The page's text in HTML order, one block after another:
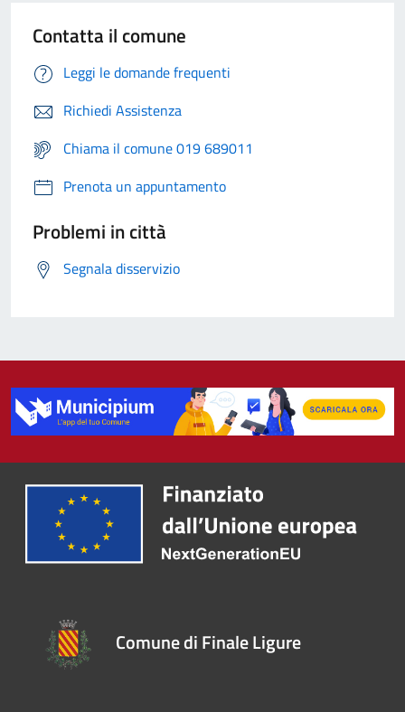
Contatta il comune
Leggi le domande frequenti
Richiedi Assistenza
Chiama il comune 019 689011
Prenota un appuntamento
Problemi in città
Segnala disservizio
Comune di Finale Ligure